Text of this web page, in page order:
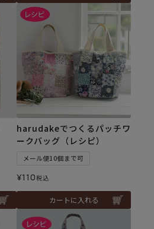
harudakeでつくるパッチワ
ークバッグ（レシピ）
メール便10個まで可
¥110税込
カートに入れる